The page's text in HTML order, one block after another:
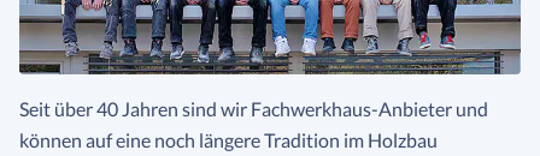
Seit über 40 Jahren sind wir Fachwerkhaus-Anbieter und
können auf eine noch längere Tradition im Holzbau